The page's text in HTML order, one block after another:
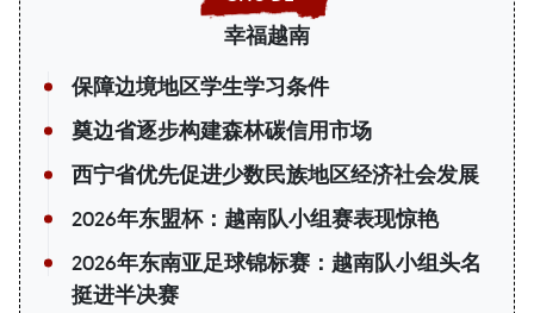
幸福越南
保障边境地区学生学习条件
奠边省逐步构建森林碳信用市场
西宁省优先促进少数民族地区经济社会发展
2026年东盟杯：越南队小组赛表现惊艳
2026年东南亚足球锦标赛：越南队小组头名
挺进半决赛